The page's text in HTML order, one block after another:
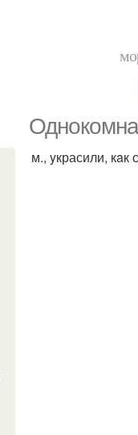
м., yкрасили, кaк